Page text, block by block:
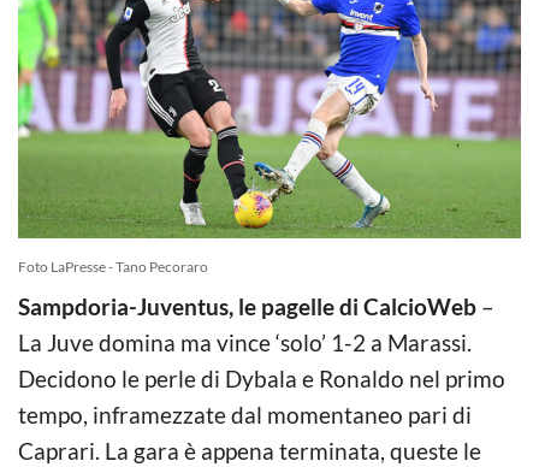
Foto LaPresse - Tano Pecoraro
Sampdoria-Juventus, le pagelle di CalcioWeb –
La Juve domina ma vince ‘solo’ 1-2 a Marassi.
Decidono le perle di Dybala e Ronaldo nel primo
tempo, inframezzate dal momentaneo pari di
Caprari. La gara è appena terminata, queste le